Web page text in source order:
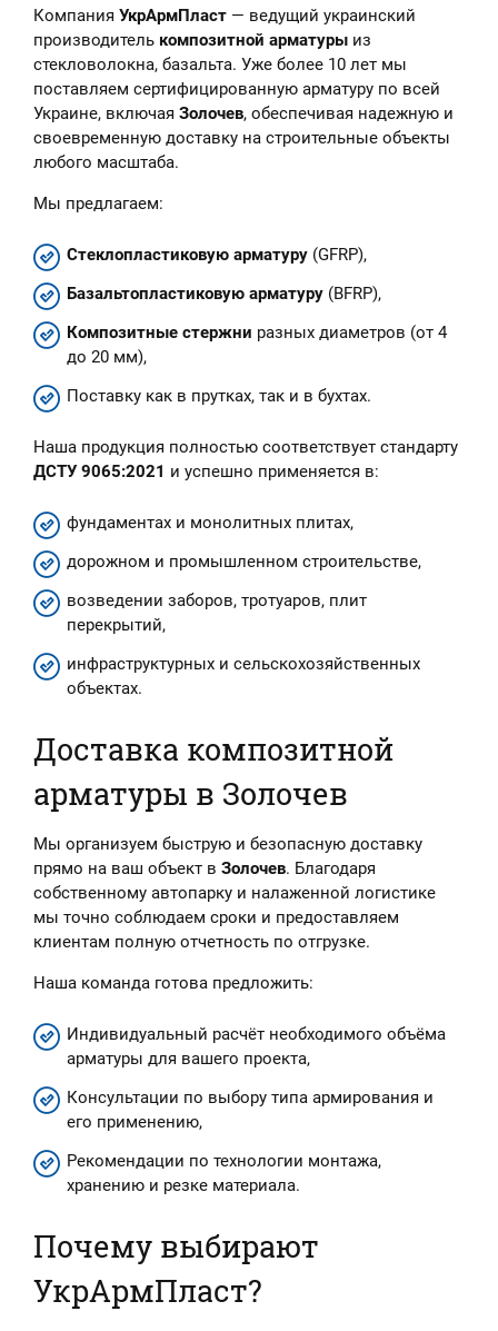
Компания УкрАрмПласт — ведущий украинский
производитель композитной арматуры из
стекловолокна, базальта. Уже более 10 лет мы
поставляем сертифицированную арматуру по всей
Украине, включая Золочев, обеспечивая надежную и
своевременную доставку на строительные объекты
любого масштаба.
Мы предлагаем:
Стеклопластиковую арматуру (GFRP),
Базальтопластиковую арматуру (BFRP),
Композитные стержни разных диаметров (от 4
до 20 мм),
Поставку как в прутках, так и в бухтах.
Наша продукция полностью соответствует стандарту
ДСТУ 9065:2021 и успешно применяется в:
фундаментах и монолитных плитах,
дорожном и промышленном строительстве,
возведении заборов, тротуаров, плит
перекрытий,
инфраструктурных и сельскохозяйственных
объектах.
Доставка композитной
арматуры в Золочев
Мы организуем быструю и безопасную доставку
прямо на ваш объект в Золочев. Благодаря
собственному автопарку и налаженной логистике
мы точно соблюдаем сроки и предоставляем
клиентам полную отчетность по отгрузке.
Наша команда готова предложить:
Индивидуальный расчёт необходимого объёма
арматуры для вашего проекта,
Консультации по выбору типа армирования и
его применению,
Рекомендации по технологии монтажа,
хранению и резке материала.
Почему выбирают
УкрАрмПласт?